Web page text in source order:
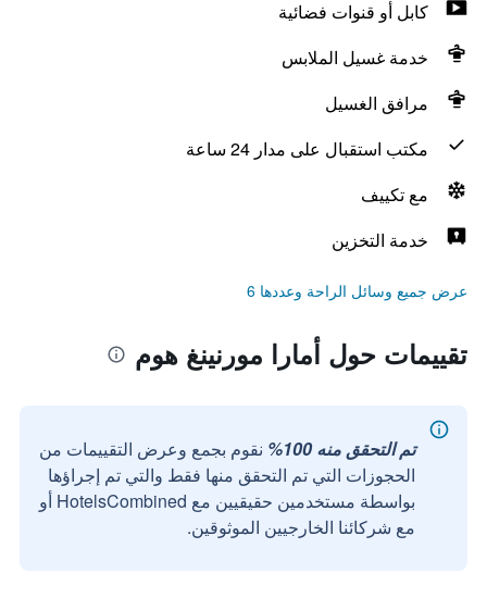
كابل أو قنوات فضائية
خدمة غسيل الملابس
مرافق الغسيل
مكتب استقبال على مدار 24 ساعة
مع تكييف
خدمة التخزين
عرض جميع وسائل الراحة وعددها 6
تقييمات حول أمارا مورنينغ هوم
تم التحقق منه 100%
نقوم بجمع وعرض التقييمات من
الحجوزات التي تم التحقق منها فقط والتي تم إجراؤها
بواسطة مستخدمين حقيقيين مع HotelsCombined أو
مع شركائنا الخارجيين الموثوقين.